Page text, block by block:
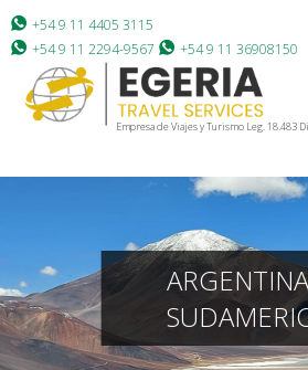
+54 9 11 4405 3115
+54 9 11 2294-9567
+54 9 11 36908150
Empresa de Viajes y Turismo Leg. 18.483